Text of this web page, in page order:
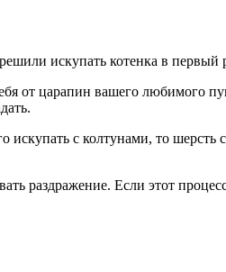
искупать котенка в первый
от царапин вашего любимого
с колтунами, то шерсть
раздражение. Если этот